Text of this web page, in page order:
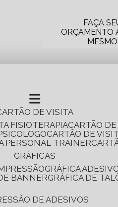
FAÇA
ORÇAMENTO
MESMO
CARTÃO DE VISITA
FISIOTERAPIA CARTÃO
CARTÃO DE
PERSONAL TRAINER
GRÁFICAS
GRÁFICA
BANNER
GRÁFICA DE
DE ADESIVOS